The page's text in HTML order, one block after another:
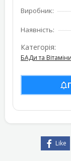
Виробник:
Наявність:
Категорія:
БАДи та Вітаміни
Like